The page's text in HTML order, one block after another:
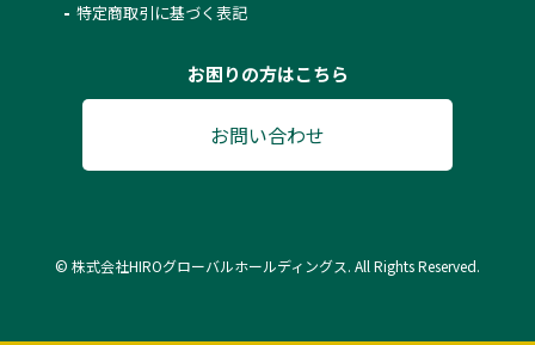
特定商取引に基づく表記
お困りの方はこちら
お問い合わせ
© 株式会社HIROグローバルホールディングス. All Rights Reserved.